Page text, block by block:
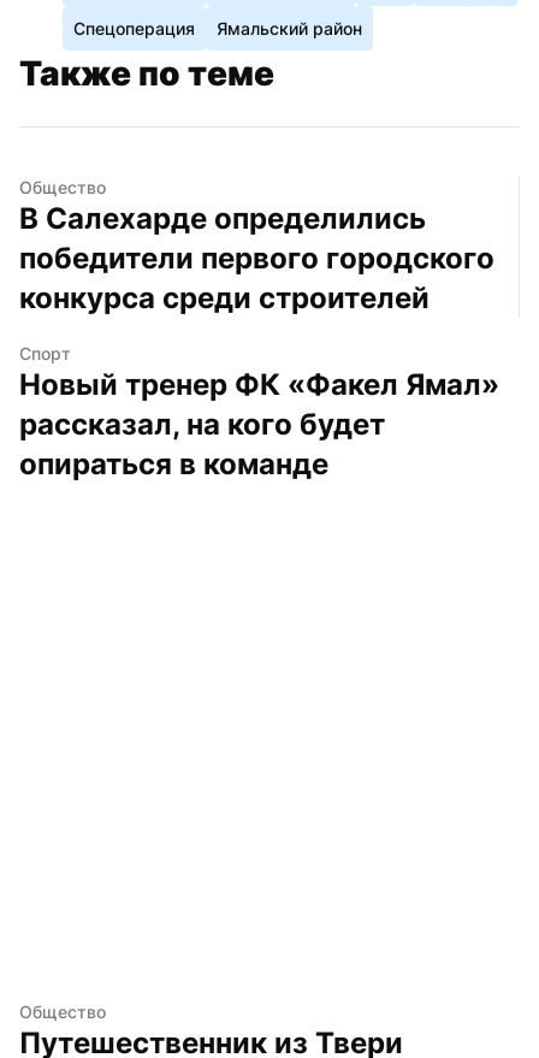
Спецоперация Ямальский район
Также по теме
Общество
В Салехарде определились
победители первого городского
конкурса среди строителей
Спорт
Новый тренер ФК «Факел Ямал»
рассказал, на кого будет
опираться в команде
Общество
Путешественник из Твери